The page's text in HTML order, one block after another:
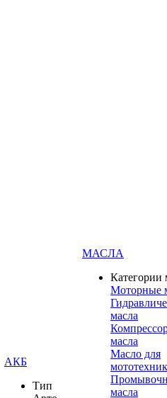
АКБ
Тип
МАСЛА
Категории
Моторные
масла
масла
Масло для
масла